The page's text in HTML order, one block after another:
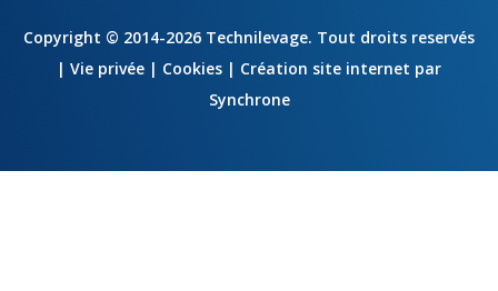
Copyright © 2014-2026 Technilevage. Tout droits reservés
| Vie privée | Cookies | Création site internet par
Synchrone